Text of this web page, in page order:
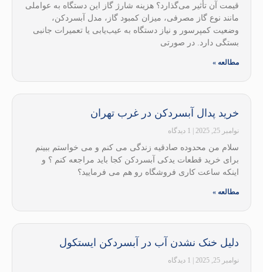
قیمت آن تأثیر می‌گذارد؟ هزینه شارژ گاز این دستگاه به عواملی
مانند نوع گاز مصرفی، میزان کمبود گاز، مدل آبسردکن،
وضعیت کمپرسور و نیاز دستگاه به عیب‌یابی یا تعمیرات جانبی
بستگی دارد. در صورتی
مطالعه »
خرید پدال آبسردکن در غرب تهران
نوامبر 25, 2025
سلام من محدوده صادقیه زندگی می کنم و می خواستم ببینم
برای خرید قطعات یدکی آبسردکن کجا باید مراجعه کنم ؟ و
اینکه ساعت کاری فروشگاه رو هم می فرمایید؟
مطالعه »
دلیل خنک نشدن آب در آبسردکن ایستکول
نوامبر 25, 2025